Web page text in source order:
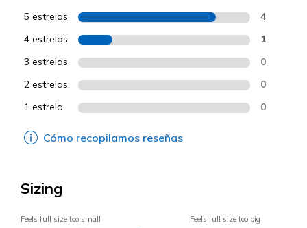
5 estrelas 4
4 estrelas 1
3 estrelas 0
2 estrelas 0
1 estrela 0
Cómo recopilamos reseñas
Sizing
Feels full size too small Feels full size too big